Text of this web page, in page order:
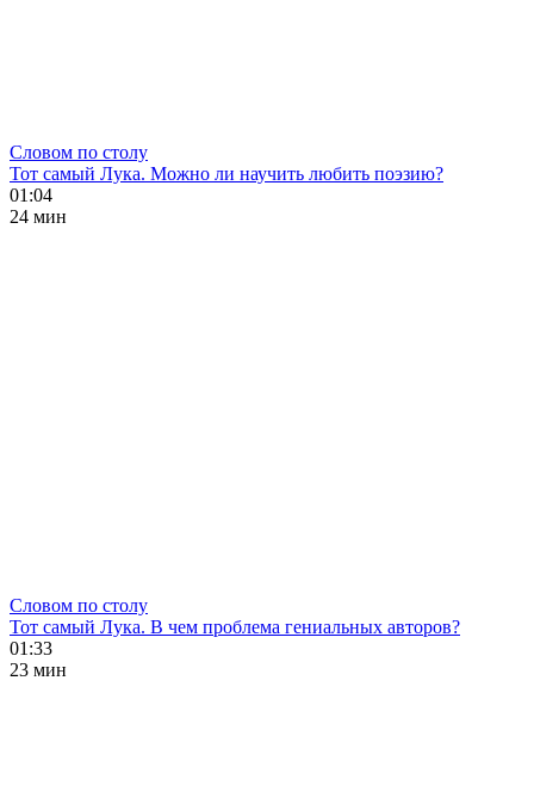
Словом по столу
Тот самый Лука. Можно ли научить любить поэзию?
01:04
24 мин
Словом по столу
Тот самый Лука. В чем проблема гениальных авторов?
01:33
23 мин